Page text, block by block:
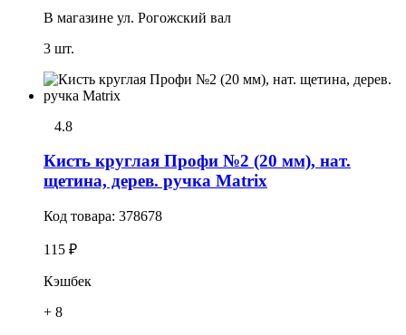
В магазине ул. Рогожский вал
3 шт.
4.8
Кисть круглая Профи №2 (20 мм), нат.
щетина, дерев. ручка Matrix
Код товара: 378678
115 ₽
Кэшбек
+ 8